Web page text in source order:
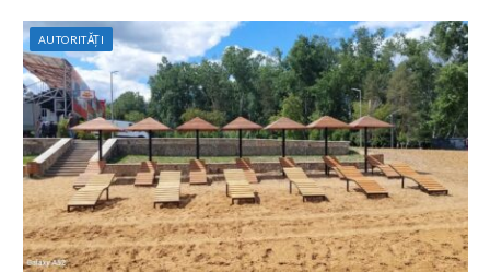
AUTORITĂȚI